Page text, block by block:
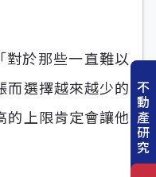
對於那些一直難以
而選擇越來越少的
的上限肯定會讓他
不
動
產
研
究